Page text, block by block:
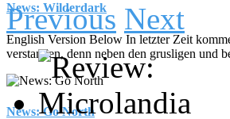
News: Wilderdark
English Version Below In letzter Zeit
verstanden, denn neben den grusligen und
News: Go North
Previous Next